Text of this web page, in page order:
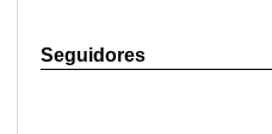
Seguidores